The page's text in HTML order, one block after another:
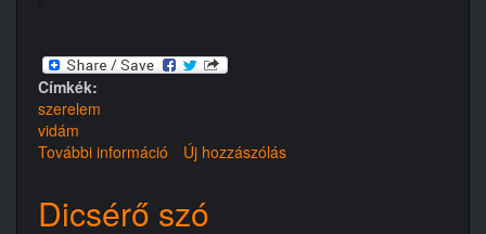
Címkék:
szerelem
vidám
További információ Vidám
kapcsolatosan
Új hozzászólás
Dicsérő szó